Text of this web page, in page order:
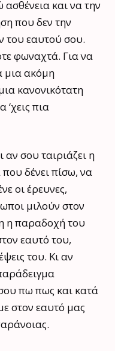
και να την
που δεν την
του εαυτού σου.
φωναχτά. Για να
μια ακόμη
κανονικότατη
πια
σου ταιριάζει η
δένει πίσω, να
οι έρευνες,
μιλούν στον
η παραδοχή του
εαυτό του,
του. Κι αν
πω πως και κατά
στον εαυτό μας